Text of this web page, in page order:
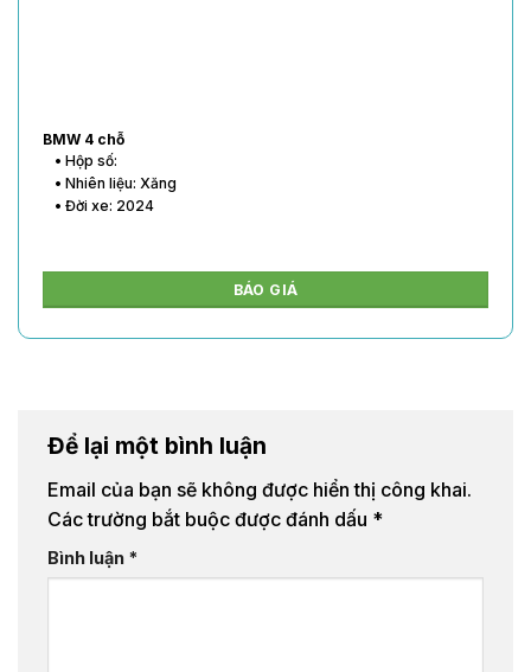
BMW 4 chỗ
• Hộp số:
• Nhiên liệu: Xăng
• Đời xe: 2024
BÁO GIÁ
Để lại một bình luận
Email của bạn sẽ không được hiển thị công khai.
Các trường bắt buộc được đánh dấu *
Bình luận *